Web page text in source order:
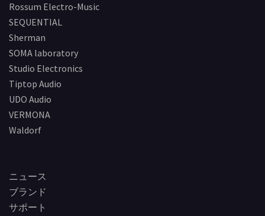
Rossum Electro-Music
SEQUENTIAL
Sherman
SOMA laboratory
Studio Electronics
Tiptop Audio
UDO Audio
VERMONA
Waldorf
ニュース
ブランド
サポート